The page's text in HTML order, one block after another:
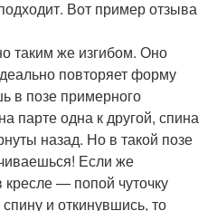
Вот пример отзыва
таким же изгибом. Оно
повторяет форму
в позе примерного
парте одна к другой, спина
назад. Но в такой позе
Если же
кресле — попой чуточку
и откинувшись, то